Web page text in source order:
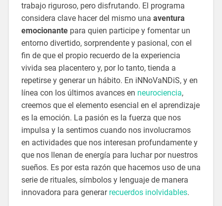
trabajo riguroso, pero disfrutando. El programa
considera clave hacer del mismo una aventura
emocionantepara quien participe y fomentar un
entorno divertido, sorprendente y pasional, con el
fin de que el propio recuerdo de la experiencia
vivida sea placentero y, por lo tanto, tienda a
repetirse y generar un hábito. En iNNoVaNDiS, y en
línea con los últimos avances en neurociencia,
creemos que el elemento esencial en el aprendizaje
es la emoción. La pasión es la fuerza que nos
impulsa y la sentimos cuando nos involucramos
en actividades que nos interesan profundamente y
que nos llenan de energía para luchar por nuestros
sueños. Es por esta razón que hacemos uso de una
serie de rituales, símbolos y lenguaje de manera
innovadora para generar recuerdos inolvidables.